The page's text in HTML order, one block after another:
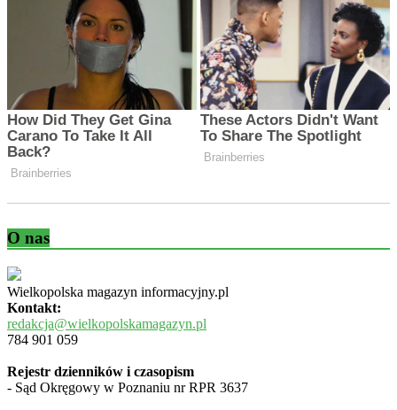
O nas
Wielkopolska magazyn informacyjny.pl
Kontakt:
redakcja@wielkopolskamagazyn.pl
784 901 059
Rejestr dzienników i czasopism
- Sąd Okręgowy w Poznaniu nr RPR 3637